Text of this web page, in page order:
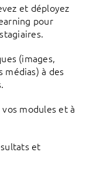
et déployez
pour
(images,
médias) à des
modules et à
et